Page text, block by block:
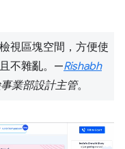
視區塊空間，方便使
不雜亂。—Rishabh
業部設計主管。